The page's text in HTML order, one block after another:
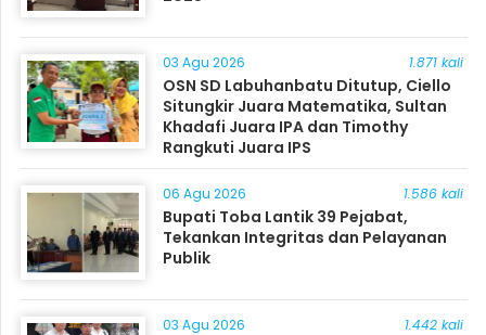
03 Agu 2026 1.871 kali
OSN SD Labuhanbatu Ditutup, Ciello
Situngkir Juara Matematika, Sultan
Khadafi Juara IPA dan Timothy
Rangkuti Juara IPS
06 Agu 2026 1.586 kali
Bupati Toba Lantik 39 Pejabat,
Tekankan Integritas dan Pelayanan
Publik
03 Agu 2026 1.442 kali